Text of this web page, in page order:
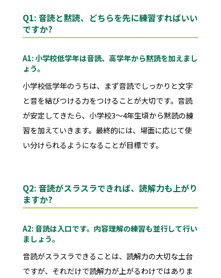
Q1: 音読と黙読、どちらを先に練習すればいい
ですか?
A1: 小学校低学年は音読、高学年から黙読を加えまし
ょう。
小学校低学年のうちは、まず音読でしっかりと文字
と音を結びつける力をつけることが大切です。音読
が安定してきたら、小学校3〜4年生頃から黙読の練
習を加えていきます。最終的には、場面に応じて使
い分けられるようになることが目標です。
Q2: 音読がスラスラできれば、読解力も上がり
ますか?
A2: 音読は入口です。内容理解の練習も並行して行い
ましょう。
音読がスラスラできることは、読解力の大切な土台
ですが、それだけで読解力が上がるわけではありま